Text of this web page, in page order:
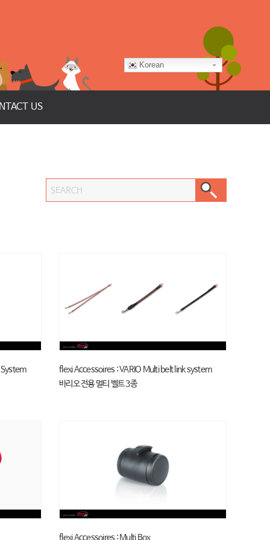
Korean
US
System
flexi Accessoires : VARIO Multi belt link system
바리오 전용 멀티 벨트 3종
flexi Accessoires : Multi Box